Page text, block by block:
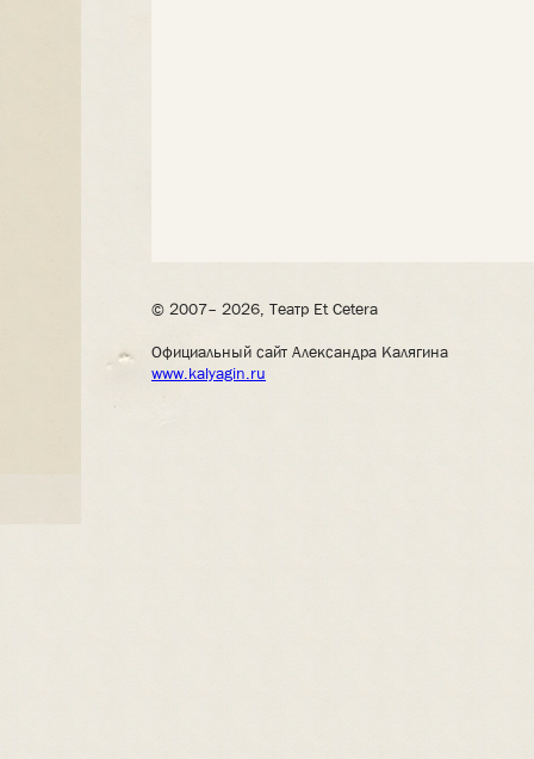
© 2007– 2026, Театр Et Cetera
Официальный сайт Александра Калягина
www.kalyagin.ru